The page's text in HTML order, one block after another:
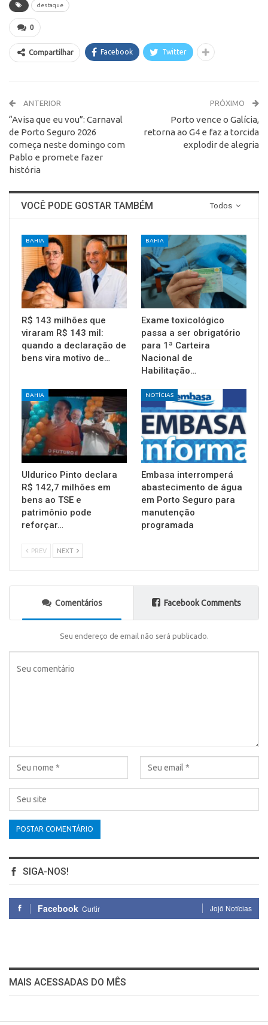
destaque
0
Compartilhar Facebook Twitter
ANTERIOR
“Avisa que eu vou”: Carnaval
de Porto Seguro 2026
começa neste domingo com
Pablo e promete fazer
história
PRÓXIMO
Porto vence o Galícia,
retorna ao G4 e faz a torcida
explodir de alegria
Todos
VOCÊ PODE GOSTAR TAMBÉM
BAHIA
R$ 143 milhões que
viraram R$ 143 mil:
quando a declaração de
bens vira motivo de…
BAHIA
Exame toxicológico
passa a ser obrigatório
para 1ª Carteira
Nacional de
Habilitação…
BAHIA
Uldurico Pinto declara
R$ 142,7 milhões em
bens ao TSE e
patrimônio pode
reforçar…
NOTÍCIAS
Embasa interromperá
abastecimento de água
em Porto Seguro para
manutenção
programada
PREV NEXT
Comentários Facebook Comments
Seu endereço de email não será publicado.
SIGA-NOS!
Facebook Curtir Jojô Notícias
MAIS ACESSADAS DO MÊS